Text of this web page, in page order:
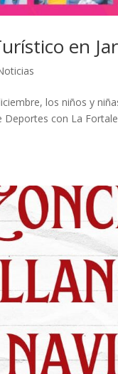
en
los niños y
con La